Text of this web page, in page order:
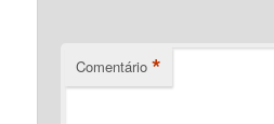
Comentário *